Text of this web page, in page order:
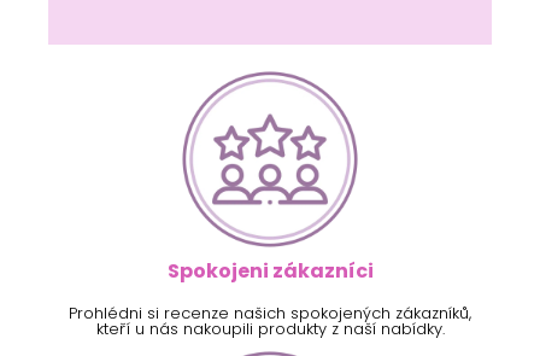
Spokojeni zákazníci
Prohlédni si recenze našich spokojených zákazníků,
kteří u nás nakoupili produkty z naší nabídky.